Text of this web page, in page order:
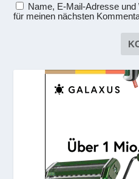
Name, E-Mail-Adresse
für meinen nächsten